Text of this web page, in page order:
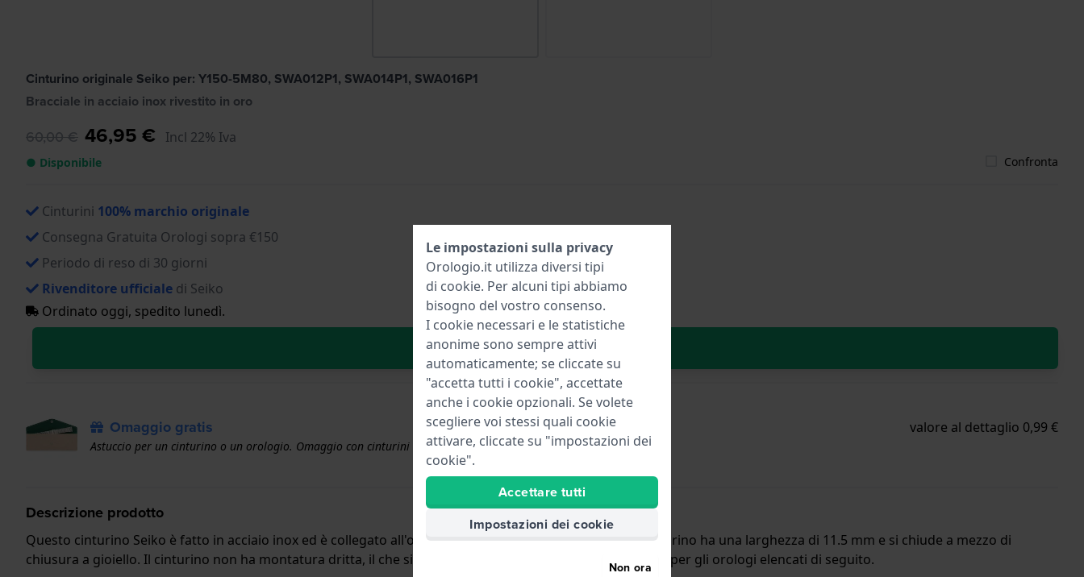
Cinturino originale Seiko per: Y150-5M80, SWA012P1, SWA014P1, SWA016P1
Bracciale in acciaio inox rivestito in oro
60,00 € 46,95 € Incl 22% Iva
● Disponibile Confronta
Cinturini 100% marchio originale
Consegna Gratuita Orologi sopra €150
Periodo di reso di 30 giorni
Rivenditore ufficiale di Seiko
Ordinato oggi, spedito lunedì.
Aggiungi al carrello
Omaggio gratis valore al dettaglio 0,99 €
Astuccio per un cinturino o un orologio. Omaggio con cinturini superiori a € 50
Descrizione prodotto
Questo cinturino Seiko è fatto in acciaio inox ed è collegato all'orologio per mezzo di perni a molla. Il cinturino ha una larghezza di 11.5 mm e si chiude a mezzo di
chiusura a gioiello. Il cinturino non ha montatura dritta, il che significa che questo cinturino è adatto solo per gli orologi elencati di seguito.
Le impostazioni sulla privacy
Orologio.it utilizza diversi tipi
di cookie. Per alcuni tipi abbiamo
bisogno del vostro consenso.
I cookie necessari e le statistiche
anonime sono sempre attivi
automaticamente; se cliccate su
"accetta tutti i cookie", accettate
anche i cookie opzionali. Se volete
scegliere voi stessi quali cookie
attivare, cliccate su "impostazioni dei
cookie".
Accettare tutti
Impostazioni dei cookie
Non ora